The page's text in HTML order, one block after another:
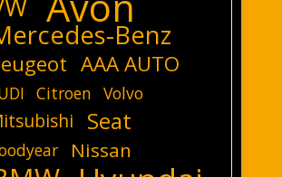
Benz
AAA AUTO
Citroen Volvo
Seat
Nissan